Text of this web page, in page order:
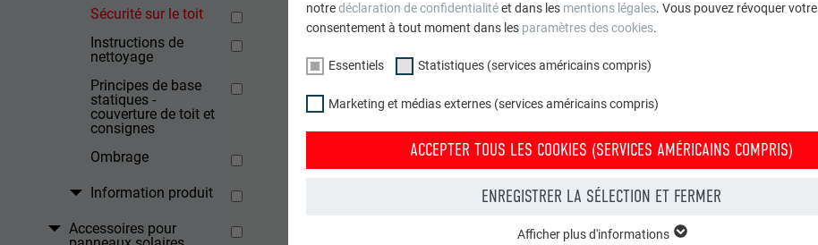
Sécurité sur le toit
Instructions de
nettoyage
Principes de base
statiques -
couverture de toit et
consignes
Ombrage
Information produit
Accessoires pour
notredéclaration de confidentialitéet dans les mentions légales. Vous pouvez révoquer votre
consentement à tout moment dans les paramètres des cookies.
Essentiels Statistiques (services américains compris)
Marketing et médias externes (services américains compris)
ACCEPTER TOUS LES COOKIES (SERVICES AMÉRICAINS COMPRIS)
ENREGISTRER LA SÉLECTION ET FERMER
Afficher plus d'informations